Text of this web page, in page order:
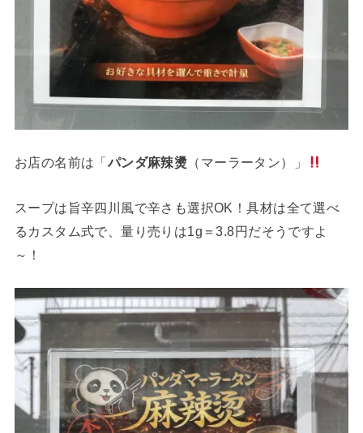
お店の名前は「 パンダ麻辣燙 （マーラータン）」
スープは旨辛四川風で辛さも選択OK！具材は全て選べ
るカスタム式で、量り売りは1g＝3.8円だそうですよ
～！